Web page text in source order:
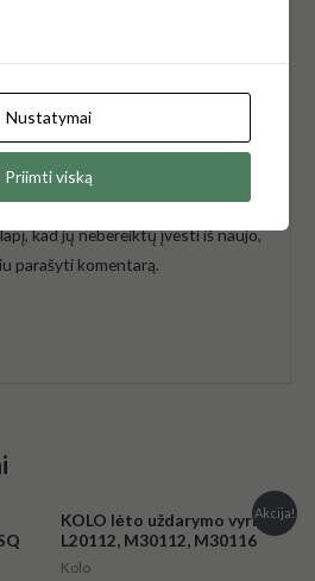
išsaugoti vardą, el. pašto
kad jų nebereiktų įvesti iš naujo,
parašyti komentarą.
Akcija!
KOLO lėto uždarymo vyriai
L20112, M30112, M30116
Kolo
price
was:
price
is:
Nustatymai
Priimti viską